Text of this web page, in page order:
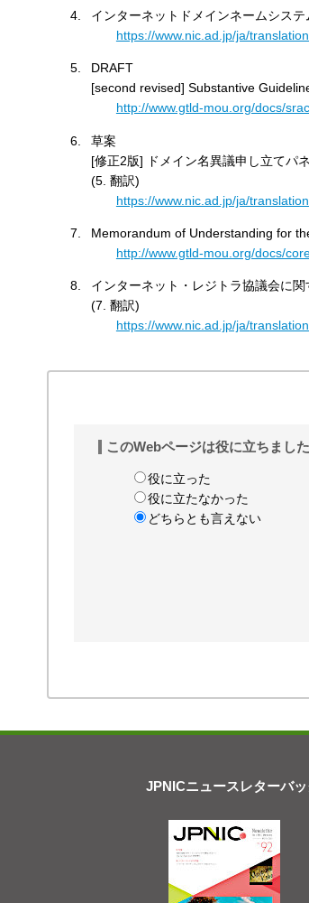
インターネットドメインネームシス
https://www.nic.ad.jp/ja/
DRAFT
[second revised] Substantive
http://www.gtld-mou.org/docs/
草案
[修正2版] ドメイン名異議申し立てパ
(5. 翻訳)
https://www.nic.ad.jp/ja/
Memorandum of Understanding for
http://www.gtld-mou.org/docs/
インターネット・レジトラ協議会に
(7. 翻訳)
https://www.nic.ad.jp/ja/
このWebページは役に立ちまし
役に立った
役に立たなかった
どちらとも言えない
JPNICニュースレターバ